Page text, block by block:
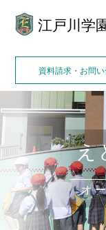
江戸川学
資料請求・お問
え
オ